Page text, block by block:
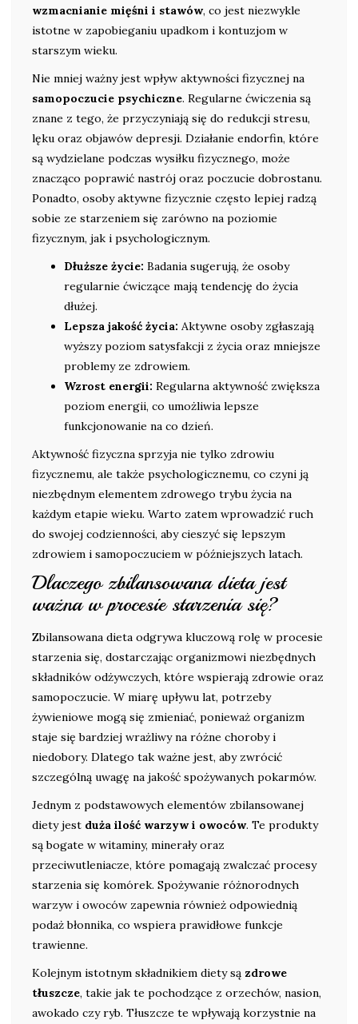
wzmacnianie mięśni i stawów, co jest niezwykle
istotne w zapobieganiu upadkom i kontuzjom w
starszym wieku.
Nie mniej ważny jest wpływ aktywności fizycznej na
samopoczucie psychiczne. Regularne ćwiczenia są
znane z tego, że przyczyniają się do redukcji stresu,
lęku oraz objawów depresji. Działanie endorfin, które
są wydzielane podczas wysiłku fizycznego, może
znacząco poprawić nastrój oraz poczucie dobrostanu.
Ponadto, osoby aktywne fizycznie często lepiej radzą
sobie ze starzeniem się zarówno na poziomie
fizycznym, jak i psychologicznym.
Dłuższe życie: Badania sugerują, że osoby
regularnie ćwiczące mają tendencję do życia
dłużej.
Lepsza jakość życia: Aktywne osoby zgłaszają
wyższy poziom satysfakcji z życia oraz mniejsze
problemy ze zdrowiem.
Wzrost energii: Regularna aktywność zwiększa
poziom energii, co umożliwia lepsze
funkcjonowanie na co dzień.
Aktywność fizyczna sprzyja nie tylko zdrowiu
fizycznemu, ale także psychologicznemu, co czyni ją
niezbędnym elementem zdrowego trybu życia na
każdym etapie wieku. Warto zatem wprowadzić ruch
do swojej codzienności, aby cieszyć się lepszym
zdrowiem i samopoczuciem w późniejszych latach.
Dlaczego zbilansowana dieta jest
ważna w procesie starzenia się?
Zbilansowana dieta odgrywa kluczową rolę w procesie
starzenia się, dostarczając organizmowi niezbędnych
składników odżywczych, które wspierają zdrowie oraz
samopoczucie. W miarę upływu lat, potrzeby
żywieniowe mogą się zmieniać, ponieważ organizm
staje się bardziej wrażliwy na różne choroby i
niedobory. Dlatego tak ważne jest, aby zwrócić
szczególną uwagę na jakość spożywanych pokarmów.
Jednym z podstawowych elementów zbilansowanej
diety jest duża ilość warzyw i owoców. Te produkty
są bogate w witaminy, minerały oraz
przeciwutleniacze, które pomagają zwalczać procesy
starzenia się komórek. Spożywanie różnorodnych
warzyw i owoców zapewnia również odpowiednią
podaż błonnika, co wspiera prawidłowe funkcje
trawienne.
Kolejnym istotnym składnikiem diety są zdrowe
tłuszcze, takie jak te pochodzące z orzechów, nasion,
awokado czy ryb. Tłuszcze te wpływają korzystnie na